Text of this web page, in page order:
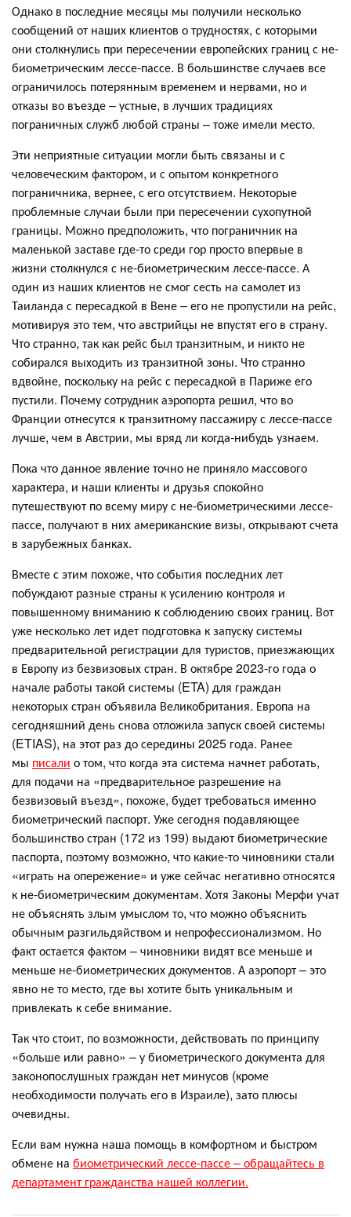
Однако в последние месяцы мы получили несколько
сообщений от наших клиентов о трудностях, с которыми
они столкнулись при пересечении европейских границ с не-
биометрическим лессе-пассе. В большинстве случаев все
ограничилось потерянным временем и нервами, но и
отказы во въезде – устные, в лучших традициях
пограничных служб любой страны – тоже имели место.
Эти неприятные ситуации могли быть связаны и с
человеческим фактором, и с опытом конкретного
пограничника, вернее, с его отсутствием. Некоторые
проблемные случаи были при пересечении сухопутной
границы. Можно предположить, что пограничник на
маленькой заставе где-то среди гор просто впервые в
жизни столкнулся с не-биометрическим лессе-пассе. А
один из наших клиентов не смог сесть на самолет из
Таиланда с пересадкой в Вене – его не пропустили на рейс,
мотивируя это тем, что австрийцы не впустят его в страну.
Что странно, так как рейс был транзитным, и никто не
собирался выходить из транзитной зоны. Что странно
вдвойне, поскольку на рейс с пересадкой в Париже его
пустили. Почему сотрудник аэропорта решил, что во
Франции отнесутся к транзитному пассажиру с лессе-пассе
лучше, чем в Австрии, мы вряд ли когда-нибудь узнаем.
Пока что данное явление точно не приняло массового
характера, и наши клиенты и друзья спокойно
путешествуют по всему миру с не-биометрическими лессе-
пассе, получают в них американские визы, открывают счета
в зарубежных банках.
Вместе с этим похоже, что события последних лет
побуждают разные страны к усилению контроля и
повышенному вниманию к соблюдению своих границ. Вот
уже несколько лет идет подготовка к запуску системы
предварительной регистрации для туристов, приезжающих
в Европу из безвизовых стран. В октябре 2023-го года о
начале работы такой системы (ETA) для граждан
некоторых стран объявила Великобритания. Европа на
сегодняшний день снова отложила запуск своей системы
(ETIAS), на этот раз до середины 2025 года. Ранее
мы писали о том, что когда эта система начнет работать,
для подачи на «предварительное разрешение на
безвизовый въезд», похоже, будет требоваться именно
биометрический паспорт. Уже сегодня подавляющее
большинство стран (172 из 199) выдают биометрические
паспорта, поэтому возможно, что какие-то чиновники стали
«играть на опережение» и уже сейчас негативно относятся
к не-биометрическим документам. Хотя Законы Мерфи учат
не объяснять злым умыслом то, что можно объяснить
обычным разгильдяйством и непрофессионализмом. Но
факт остается фактом – чиновники видят все меньше и
меньше не-биометрических документов. А аэропорт – это
явно не то место, где вы хотите быть уникальным и
привлекать к себе внимание.
Так что стоит, по возможности, действовать по принципу
«больше или равно» – у биометрического документа для
законопослушных граждан нет минусов (кроме
необходимости получать его в Израиле), зато плюсы
очевидны.
Если вам нужна наша помощь в комфортном и быстром
обмене на биометрический лессе-пассе – обращайтесь в
департамент гражданства нашей коллегии.